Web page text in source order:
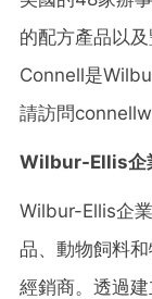
的配方產品以
Connell是
請訪問
Wilbur-Ellis企
Wilbur-Ellis企
品、動物飼料
經銷商。透過